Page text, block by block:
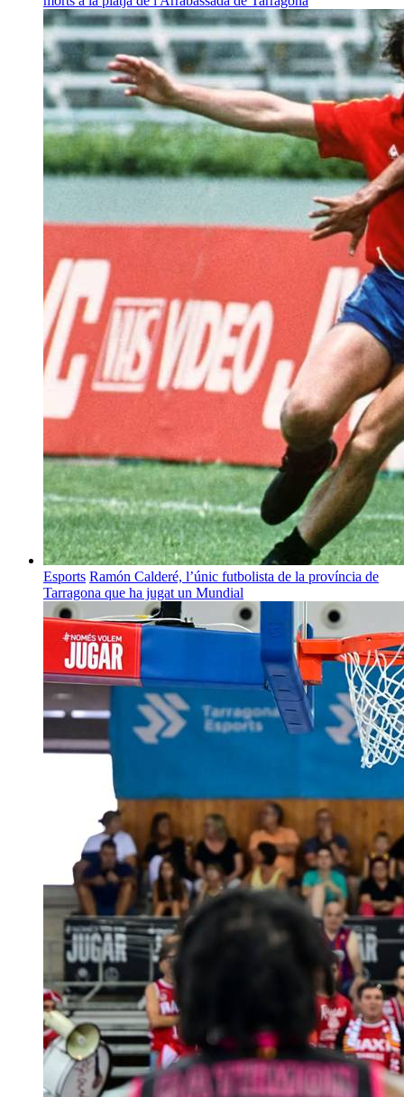
Esports Ramón Calderé, l’únic futbolista de la província de
Tarragona que ha jugat un Mundial